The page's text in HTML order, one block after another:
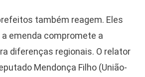
também reagem. Eles
emenda compromete a
diferenças regionais. O relator
Mendonça Filho (União-
R$60,00 R$99,00 -39%
Ver no MERCADO
LIVRE